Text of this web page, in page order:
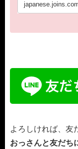
よろしければ、友
おっさんと友だち